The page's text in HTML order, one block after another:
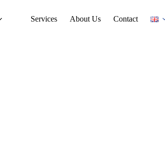
Services About Us Contact